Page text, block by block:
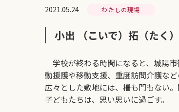
2021.05.24 わたしの現場
小出 （こいで）拓（たく
学校が終わる時間になると、城陽
動援護や移動支援、重度訪問介護な
広々とした敷地には、柵も門もない
子どもたちは、思い思いに過ごす。